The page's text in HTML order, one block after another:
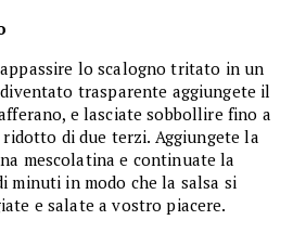
lo scalogno tritato in un
trasparente aggiungete il
e lasciate sobbollire fino a
di due terzi. Aggiungete la
mescolatina e continuate la
minuti in modo che la salsa si
e salate a vostro piacere.